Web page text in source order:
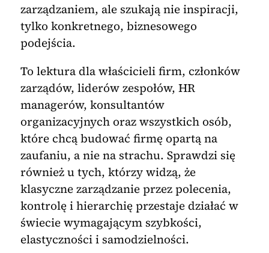
zarządzaniem, ale szukają nie inspiracji,
tylko konkretnego, biznesowego
podejścia.
To lektura dla właścicieli firm, członków
zarządów, liderów zespołów, HR
managerów, konsultantów
organizacyjnych oraz wszystkich osób,
które chcą budować firmę opartą na
zaufaniu, a nie na strachu. Sprawdzi się
również u tych, którzy widzą, że
klasyczne zarządzanie przez polecenia,
kontrolę i hierarchię przestaje działać w
świecie wymagającym szybkości,
elastyczności i samodzielności.